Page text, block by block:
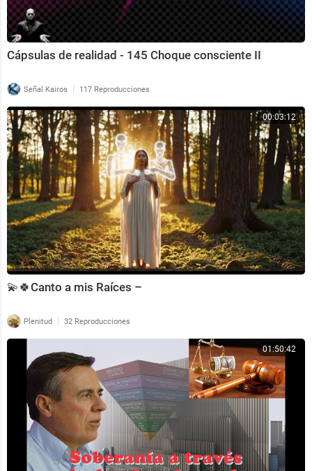
Cápsulas de realidad - 145 Choque consciente II
Señal Kairos | 117 Reproducciones
00:03:12
💫🍀Canto a mis Raíces –
Plenitud | 32 Reproducciones
01:50:42